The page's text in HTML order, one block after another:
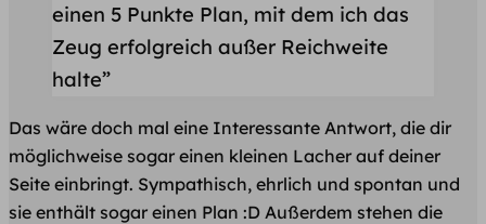
einen 5 Punkte Plan, mit dem ich das
Zeug erfolgreich außer Reichweite
halte”
Das wäre doch mal eine Interessante Antwort, die dir
möglichweise sogar einen kleinen Lacher auf deiner
Seite einbringt. Sympathisch, ehrlich und spontan und
sie enthält sogar einen Plan :D Außerdem stehen die